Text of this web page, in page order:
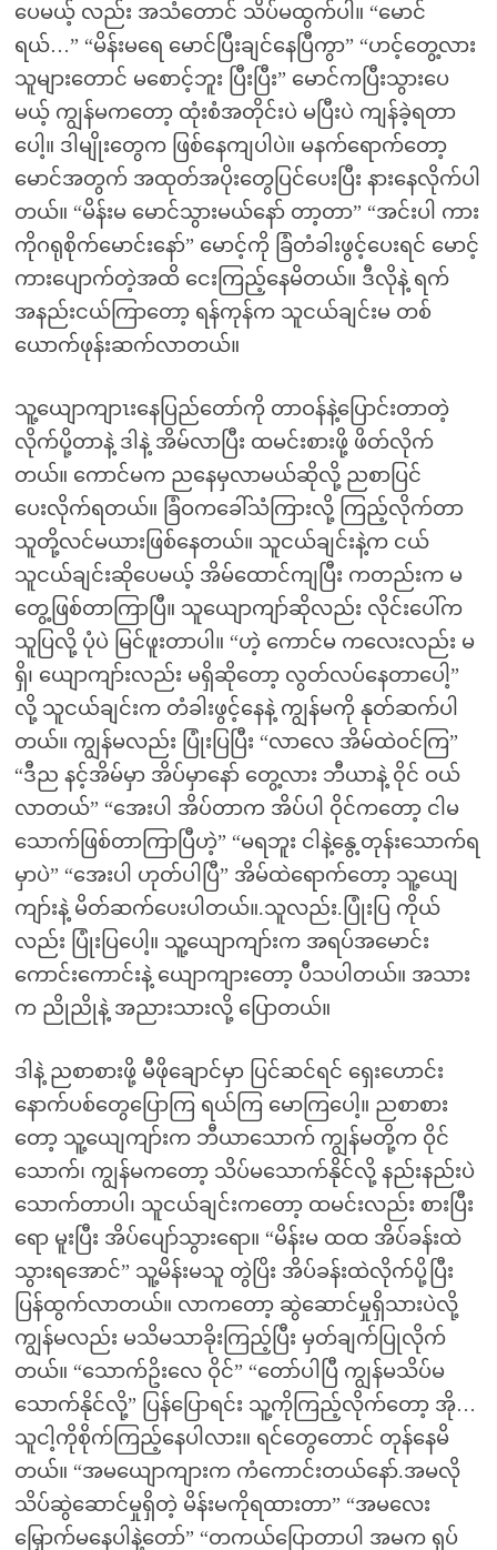
ပေမယ့် လည်း အသံတောင် သိပ်မထွက်ပါ။ “မောင်
ရယ်…” “မိန်းမရေ မောင်ပြီးချင်နေပြီကွာ” “ဟင့်တွေ့လား
သူများတောင် မစောင့်ဘူး ပြီးပြီး” မောင်ကပြီးသွားပေ
မယ့် ကျွန်မကတော့ ထုံးစံအတိုင်းပဲ မပြီးပဲ ကျန်ခဲ့ရတာ
ပေါ့။ ဒါမျိုးတွေက ဖြစ်နေကျပါပဲ။ မနက်ရောက်တော့
မောင်အတွက် အထုတ်အပိုးတွေပြင်ပေးပြီး နားနေလိုက်ပါ
တယ်။ “မိန်းမ မောင်သွားမယ်နော် တာ့တာ” “အင်းပါ ကား
ကိုဂရုစိုက်မောင်းနော်” မောင့်ကို ခြံတံခါးဖွင့်ပေးရင် မောင့်
ကားပျောက်တဲ့အထိ ငေးကြည့်နေမိတယ်။ ဒီလိုနဲ့ ရက်
အနည်းငယ်ကြာတော့ ရန်ကုန်က သူငယ်ချင်းမ တစ်
ယောက်ဖုန်းဆက်လာတယ်။
သူ့ယျောကျာၤးနေပြည်တော်ကို တာဝန်နဲ့ပြောင်းတာတဲ့
လိုက်ပို့တာနဲ့ ဒါနဲ့ အိမ်လာပြီး ထမင်းစားဖို့ ဖိတ်လိုက်
တယ်။ ကောင်မက ညနေမှလာမယ်ဆိုလို့ ညစာပြင်
ပေးလိုက်ရတယ်။ ခြံဝကခေါ်သံကြားလို့ ကြည့်လိုက်တာ
သူတို့လင်မယားဖြစ်နေတယ်။ သူငယ်ချင်းနဲ့က ငယ်
သူငယ်ချင်းဆိုပေမယ့် အိမ်ထောင်ကျပြီး ကတည်းက မ
တွေ့ဖြစ်တာကြာပြီ။ သူယျောကျာ်ဆိုလည်း လိုင်းပေါ်က
သူပြလို့ ပုံပဲ မြင်ဖူးတာပါ။ “ဟဲ့ ကောင်မ ကလေးလည်း မ
ရှိ၊ ယျောကျာ်းလည်း မရှိဆိုတော့ လွတ်လပ်နေတာပေါ့”
လို့ သူငယ်ချင်းက တံခါးဖွင့်နေနဲ့ ကျွန်မကို နုတ်ဆက်ပါ
တယ်။ ကျွန်မလည်း ပြုံးပြပြီး “လာလေ အိမ်ထဲဝင်ကြ”
“ဒီည နင့်အိမ်မှာ အိပ်မှာနော် တွေ့လား ဘီယာနဲ့ ဝိုင် ဝယ်
လာတယ်” “အေးပါ အိပ်တာက အိပ်ပါ ဝိုင်ကတော့ ငါမ
သောက်ဖြစ်တာကြာပြီဟဲ့” “မရဘူး ငါနဲ့နွေ့တုန်းသောက်ရ
မှာပဲ” “အေးပါ ဟုတ်ပါပြီ” အိမ်ထဲရောက်တော့ သူ့ယျေ
ကျာ်းနဲ့ မိတ်ဆက်ပေးပါတယ်။.သူလည်း.ပြုံးပြ ကိုယ်
လည်း ပြုံးပြပေါ့။ သူ့ယျောကျာ်းက အရပ်အမောင်း
ကောင်းကောင်းနဲ့ ယျောကျားတော့ ပီသပါတယ်။ အသား
က ညိုညိုနဲ့ အညားသားလို့ ပြောတယ်။
ဒါနဲ့ ညစာစားဖို့ မီဖိုချောင်မှာ ပြင်ဆင်ရင် ရှေးဟောင်း
နောက်ပစ်တွေပြောကြ ရယ်ကြ မောကြပေါ့။ ညစာစား
တော့ သူ့ယျေကျာ်းက ဘီယာသောက် ကျွန်မတို့က ဝိုင်
သောက်၊ ကျွန်မကတော့ သိပ်မသောက်နိုင်လို့ နည်းနည်းပဲ
သောက်တာပါ၊ သူငယ်ချင်းကတော့ ထမင်းလည်း စားပြီး
ရော မူးပြီး အိပ်ပျော်သွားရော။ “မိန်းမ ထထ အိပ်ခန်းထဲ
သွားရအောင်” သူ့မိန်းမသူ တွဲပြိး အိပ်ခန်းထဲလိုက်ပို့ပြီး
ပြန်ထွက်လာတယ်။ လာကတော့ ဆွဲဆောင်မှုရှိသားပဲလို့
ကျွန်မလည်း မသိမသာခိုးကြည့်ပြီး မှတ်ချက်ပြုလိုက်
တယ်။ “သောက်ဥိးလေ ဝိုင်” “တော်ပါပြီ ကျွန်မသိပ်မ
သောက်နိုင်လို့” ပြန်ပြောရင်း သူ့ကိုကြည့်လိုက်တော့ အို…
သူငါ့ကိုစိုက်ကြည့်နေပါလား။ ရင်တွေတောင် တုန်နေမိ
တယ်။ “အမယျောကျားက ကံကောင်းတယ်နော်.အမလို
သိပ်ဆွဲဆောင်မှုရှိတဲ့ မိန်းမကိုရထားတာ” “အမလေး
မြှောက်မနေပါနဲ့တော်” “တကယ်ပြောတာပါ အမက ရုပ်